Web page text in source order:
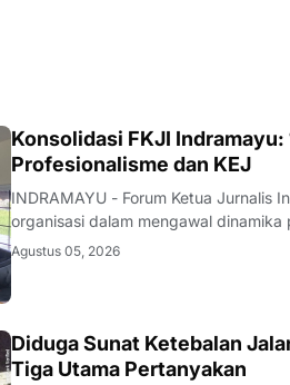
Konsolidasi FKJI
Profesionalisme dan KEJ
INDRAMAYU - Forum Ketua Jurnalis
organisasi dalam mengawal
rapat konsolidasi internal bertempat
Agustus 05, 2026
Diduga Sunat Ketebalan
Tiga Utama Pertanyakan